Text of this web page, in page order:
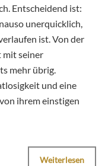
Entscheidend ist:
unerquicklich,
ist. Von der
mit seiner
mehr übrig.
und eine
ihrem einstigen
Weiterlesen